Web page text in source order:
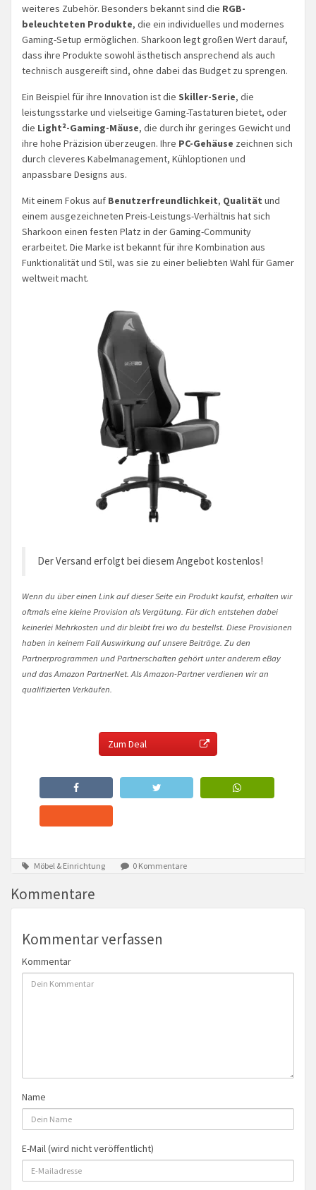
weiteres Zubehör. Besonders bekannt sind die RGB-
beleuchteten Produkte, die ein individuelles und modernes
Gaming-Setup ermöglichen. Sharkoon legt großen Wert darauf,
dass ihre Produkte sowohl ästhetisch ansprechend als auch
technisch ausgereift sind, ohne dabei das Budget zu sprengen.
Ein Beispiel für ihre Innovation ist die Skiller-Serie, die
leistungsstarke und vielseitige Gaming-Tastaturen bietet, oder
die Light²-Gaming-Mäuse, die durch ihr geringes Gewicht und
ihre hohe Präzision überzeugen. Ihre PC-Gehäuse zeichnen sich
durch cleveres Kabelmanagement, Kühloptionen und
anpassbare Designs aus.
Mit einem Fokus auf Benutzerfreundlichkeit, Qualität und
einem ausgezeichneten Preis-Leistungs-Verhältnis hat sich
Sharkoon einen festen Platz in der Gaming-Community
erarbeitet. Die Marke ist bekannt für ihre Kombination aus
Funktionalität und Stil, was sie zu einer beliebten Wahl für Gamer
weltweit macht.
Der Versand erfolgt bei diesem Angebot kostenlos!
Wenn du über einen Link auf dieser Seite ein Produkt kaufst, erhalten wir
oftmals eine kleine Provision als Vergütung. Für dich entstehen dabei
keinerlei Mehrkosten und dir bleibt frei wo du bestellst. Diese Provisionen
haben in keinem Fall Auswirkung auf unsere Beiträge. Zu den
Partnerprogrammen und Partnerschaften gehört unter anderem eBay
und das Amazon PartnerNet. Als Amazon-Partner verdienen wir an
qualifizierten Verkäufen.
Zum Deal
Möbel & Einrichtung 0 Kommentare
Kommentare
Kommentar verfassen
Kommentar
Name
E-Mail (wird nicht veröffentlicht)